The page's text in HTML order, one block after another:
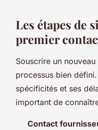
Les étapes de
premier
Souscrire un
processus bien
spécificités et ses
important de
Contact